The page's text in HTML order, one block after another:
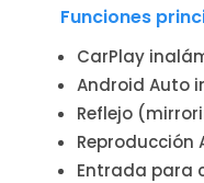
Funciones
CarPlay
Android Auto
Reflejo
Reproducción
Entrada para